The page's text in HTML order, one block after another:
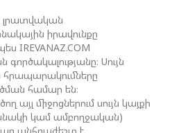
ՄՈՀԱՄՄԵԴ ՄՈՒԻԶԱՅԻՆ.
ԵՎ ՄԱԼԴԻՎՆԵՐԻ
ԴԻՆԱՄԻԿ
ՎԵՐԱԴԱՐՁ» ԾՐԱԳՐԻ
լրատվական
իրավունքը
IREVANAZ.COM
Սույն
հրապարակումները
համար են։
այլ միջոցներում սույն կայքի
կամ ամբողջական)